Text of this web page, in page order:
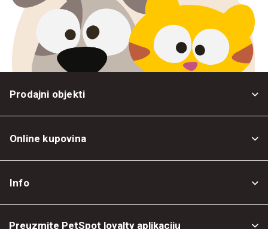
Prodajni objekti
Online kupovina
Info
Preuzmite PetSpot loyalty aplikaciju